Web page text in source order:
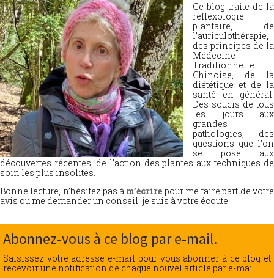
Ce blog traite de la
réflexologie
plantaire, de
l’auriculothérapie,
des principes de la
Médecine
Traditionnelle
Chinoise, de la
diététique et de la
santé en général.
Des soucis de tous
les jours aux
grandes
pathologies, des
questions que l’on
se pose aux
découvertes récentes, de l’action des plantes aux techniques de
soin les plus insolites.
Bonne lecture, n’hésitez pas à m’écrire pour me faire part de votre
avis ou me demander un conseil, je suis à votre écoute.
Abonnez-vous à ce blog par e-mail.
Saisissez votre adresse e-mail pour vous abonner à ce blog et
recevoir une notification de chaque nouvel article par e-mail.